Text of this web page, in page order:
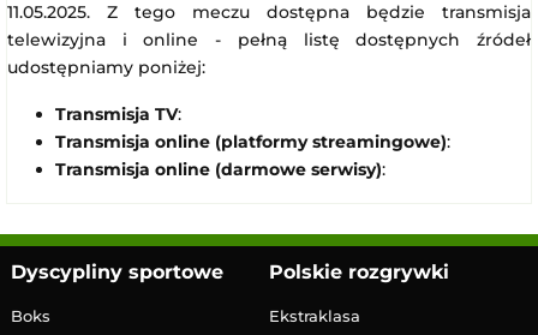
11.05.2025. Z tego meczu dostępna będzie transmisja
telewizyjna i online - pełną listę dostępnych źródeł
udostępniamy poniżej:
Transmisja TV:
Transmisja online (platformy streamingowe):
Transmisja online (darmowe serwisy):
Dyscypliny sportowe
Boks
Polskie rozgrywki
Ekstraklasa